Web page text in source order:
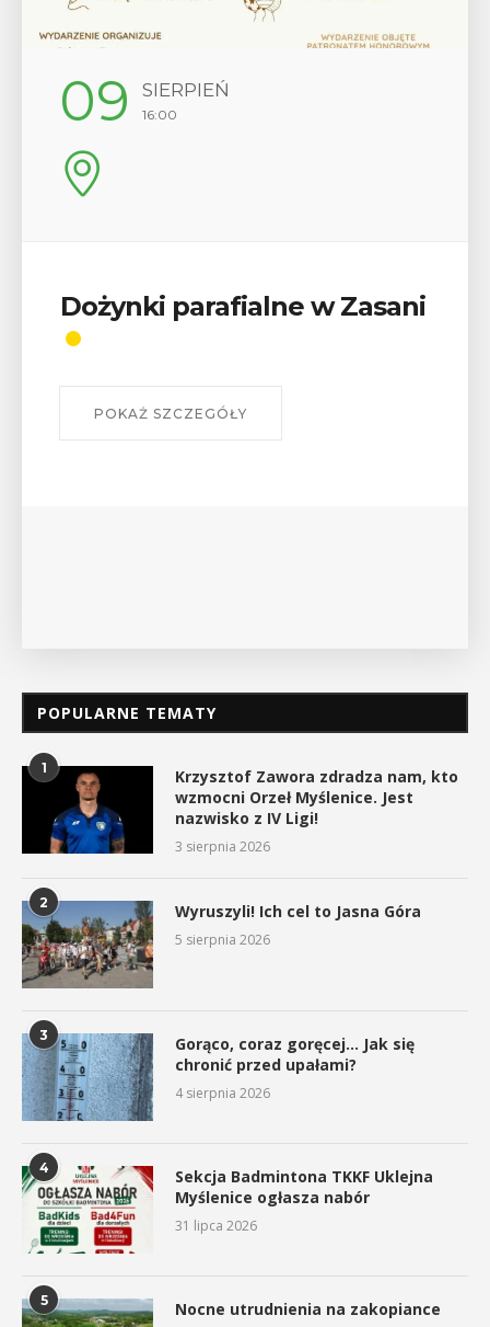
12 SIERPIEŃ
17:00
Wykład „Jak zdobyć
W środę 12 sierpnia o godz. 17 w Miejskiej
POPULARNE TEMATY
1
Krzysztof Zawora zdradza nam, kto
wzmocni Orzeł Myślenice. Jest
nazwisko z IV Ligi!
3 sierpnia 2026
2 Wyruszyli! Ich cel to Jasna Góra
5 sierpnia 2026
3
Gorąco, coraz goręcej… Jak się
chronić przed upałami?
4 sierpnia 2026
4
Sekcja Badmintona TKKF Uklejna
Myślenice ogłasza nabór
31 lipca 2026
5 Nocne utrudnienia na zakopiance